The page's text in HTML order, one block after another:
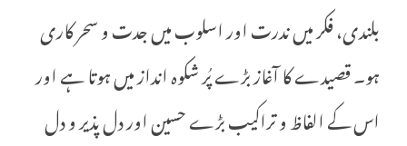
بلندی، فکر میں ندرت اور اسلوب میں جدت و سحر کاری
ہو۔ قصیدے کا آغاز بڑے پُر شکوہ انداز میں ہوتا ہے اور
اس کے الفاظ و تراکیب بڑے حسین اور دل پذیر و دل